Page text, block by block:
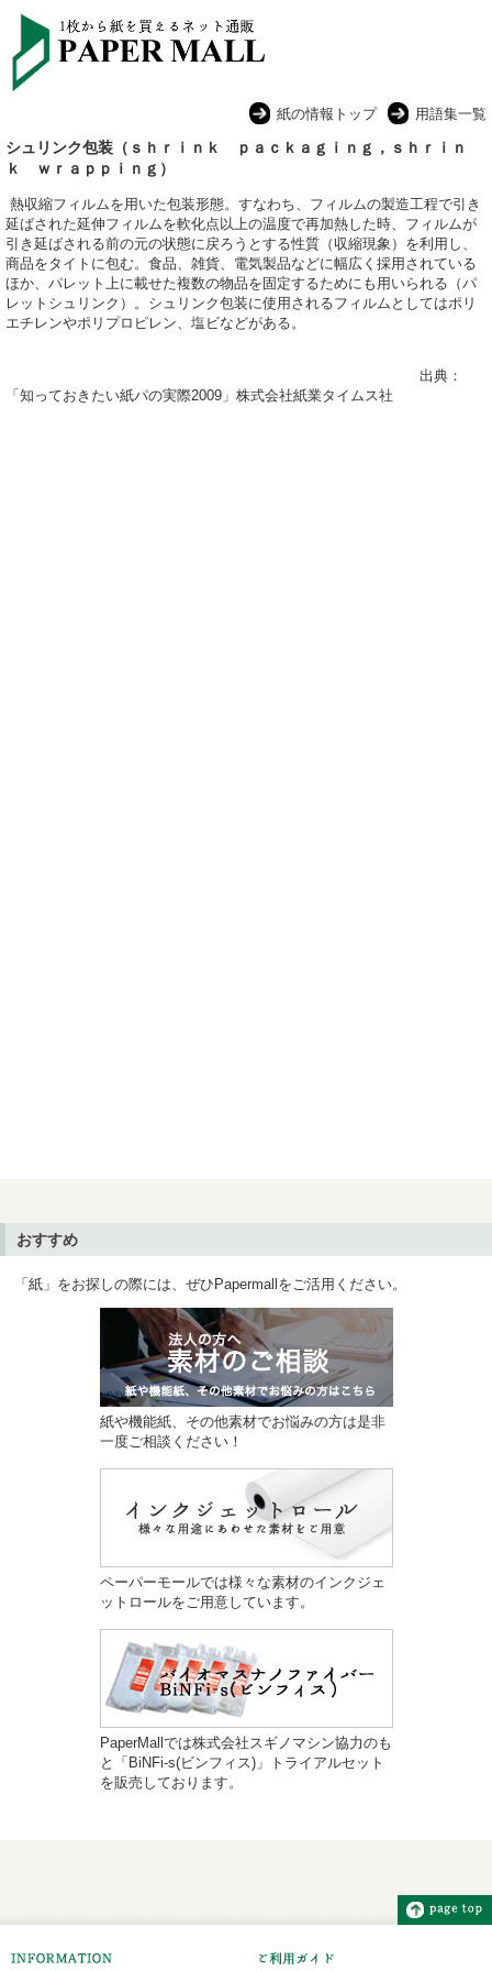
紙の情報トップ 用語集一覧
シュリンク包装（ｓｈｒｉｎｋ ｐａｃｋａｇｉｎｇ，ｓｈｒｉｎ
ｋ ｗｒａｐｐｉｎｇ）
熱収縮フィルムを用いた包装形態。すなわち、フィルムの製造工程で引き
延ばされた延伸フィルムを軟化点以上の温度で再加熱した時、フィルムが
引き延ばされる前の元の状態に戻ろうとする性質（収縮現象）を利用し、
商品をタイトに包む。食品、雑貨、電気製品などに幅広く採用されている
ほか、パレット上に載せた複数の物品を固定するためにも用いられる（パ
レットシュリンク）。シュリンク包装に使用されるフィルムとしてはポリ
エチレンやポリプロピレン、塩ビなどがある。
出典：
「知っておきたい紙パの実際2009」株式会社紙業タイムス社
おすすめ
「紙」をお探しの際には、ぜひPapermallをご活用ください。
紙や機能紙、その他素材でお悩みの方は是非
一度ご相談ください！
ペーパーモールでは様々な素材のインクジェ
ットロールをご用意しています。
PaperMallでは株式会社スギノマシン協力のも
と「BiNFi-s(ビンフィス)」トライアルセット
を販売しております。